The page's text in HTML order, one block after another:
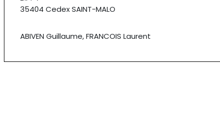
35404 Cedex SAINT-MALO
ABIVEN Guillaume, FRANCOIS Laurent